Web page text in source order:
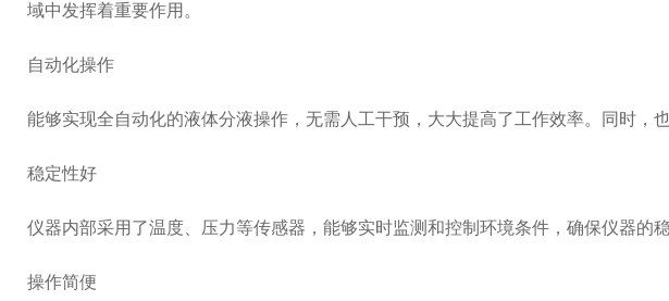
域中发挥着重要作用。
自动化操作
能够实现全自动化的液体分液操作，无需人工干预，大大提高了工作效率。同时，
稳定性好
仪器内部采用了温度、压力等传感器，能够实时监测和控制环境条件，确保仪器的稳
操作简便